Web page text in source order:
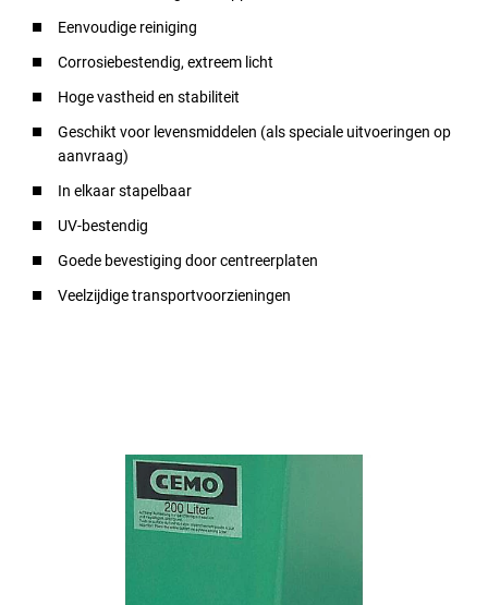
Eenvoudige reiniging
Corrosiebestendig, extreem licht
Hoge vastheid en stabiliteit
Geschikt voor levensmiddelen (als speciale uitvoeringen op
aanvraag)
In elkaar stapelbaar
UV-bestendig
Goede bevestiging door centreerplaten
Veelzijdige transportvoorzieningen